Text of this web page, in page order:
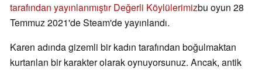
tarafından yayınlanmıştır Değerli Köylülerimizbu oyun 28
Temmuz 2021'de Steam'de yayınlandı.
Karen adında gizemli bir kadın tarafından boğulmaktan
kurtarılan bir karakter olarak oynuyorsunuz. Ancak, antik